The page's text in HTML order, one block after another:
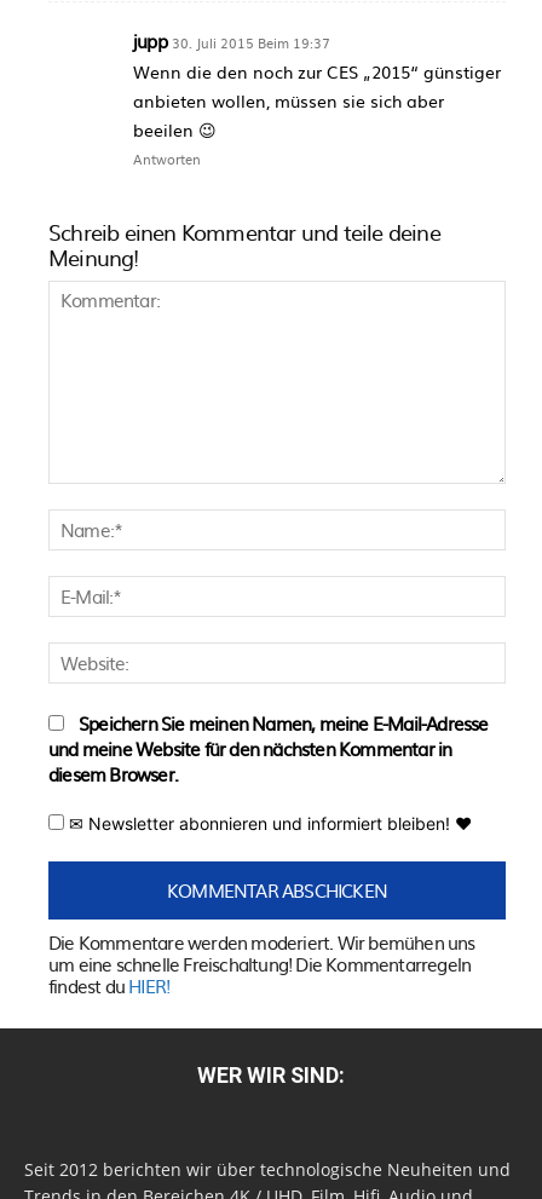
jupp 30. Juli 2015 Beim 19:37
Wenn die den noch zur CES „2015“ günstiger
anbieten wollen, müssen sie sich aber
beeilen 😉
Antworten
Schreib einen Kommentar und teile deine
Meinung!
Speichern Sie meinen Namen, meine E-Mail-Adresse
und meine Website für den nächsten Kommentar in
diesem Browser.
✉ Newsletter abonnieren und informiert bleiben! ♥
Die Kommentare werden moderiert. Wir bemühen uns
um eine schnelle Freischaltung! Die Kommentarregeln
findest duHIER!
WER WIR SIND:
Seit 2012 berichten wir über technologische Neuheiten und